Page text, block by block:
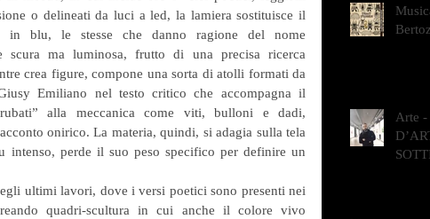
o delineati da luci a led, la lamiera sostituisce il
in blu, le stesse che danno ragione del nome
scura ma luminosa, frutto di una precisa ricerca
crea figure, compone una sorta di atolli formati da
Emiliano nel testo critico che accompagna il
alla meccanica come viti, bulloni e dadi,
onirico. La materia, quindi, si adagia sulla tela
intenso, perde il suo peso specifico per definire un
ultimi lavori, dove i versi poetici sono presenti nei
quadri-scultura in cui anche il colore vivo
Arte - IL CRITICO